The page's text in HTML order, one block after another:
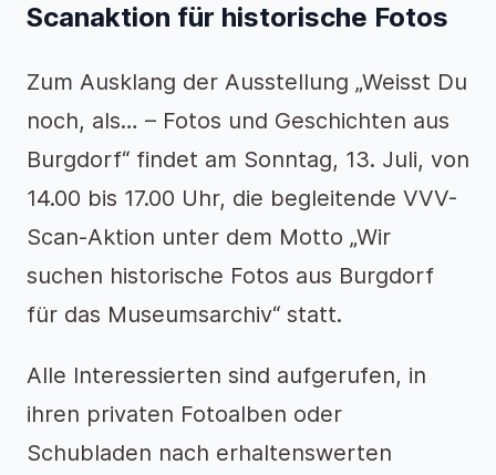
Scanaktion für historische Fotos
Zum Ausklang der Ausstellung „Weisst Du
noch, als… – Fotos und Geschichten aus
Burgdorf“ findet am Sonntag, 13. Juli, von
14.00 bis 17.00 Uhr, die begleitende VVV-
Scan-Aktion unter dem Motto „Wir
suchen historische Fotos aus Burgdorf
für das Museumsarchiv“ statt.
Alle Interessierten sind aufgerufen, in
ihren privaten Fotoalben oder
Schubladen nach erhaltenswerten